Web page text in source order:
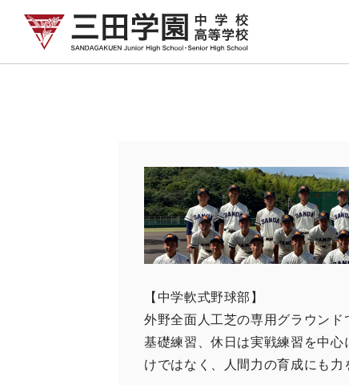
【中学軟式野球部】
外野全面人工芝の専用グラウン
基礎練習、休日は実戦練習を中
けではなく、人間力の育成にも力